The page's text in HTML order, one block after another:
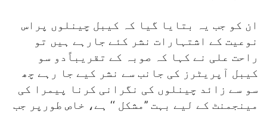
ان کو جب یہ بتایا گیا کہ کیبل چینلوں پراس
نوعیت کے اشتہارات نشر کئے جارہے ہیں تو
راحت علی نے کہا کہ صوبہ کے تقریباًدو سو
کیبل آپریٹرز کی جانب سے نشر کیے جا رہے چھ
سو سے زائد چینلوں کی نگرانی کرنا پیمرا کی
مینجمنٹ کے لیے بہت ’’مشکل ‘‘ ہے، خاص طورپر جب